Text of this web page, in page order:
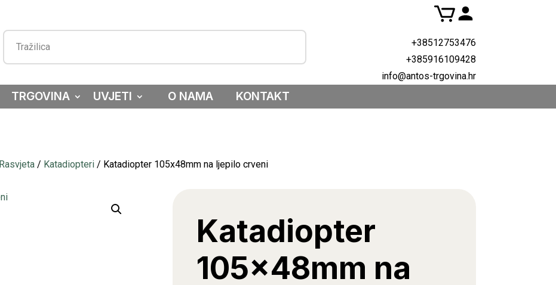
+38512753476
+385916109428
info@antos-trgovina.hr
TRGOVINA UVJETI O NAMA KONTAKT
Rasvjeta / Katadiopteri / Katadiopter 105x48mm na ljepilo crveni
Katadiopter
105x48mm na